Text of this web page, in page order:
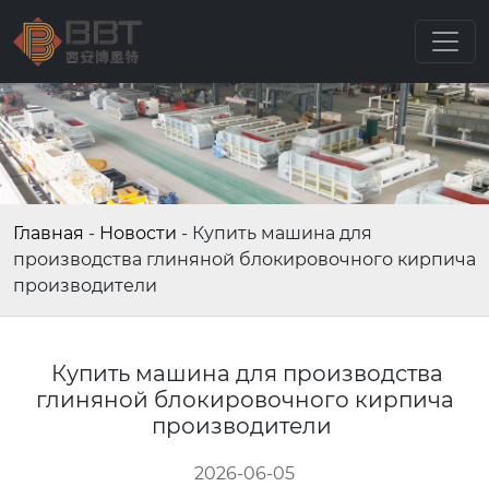
Главная - Новости - Купить машина для
производства глиняной блокировочного кирпича
производители
Купить машина для производства
глиняной блокировочного кирпича
производители
2026-06-05